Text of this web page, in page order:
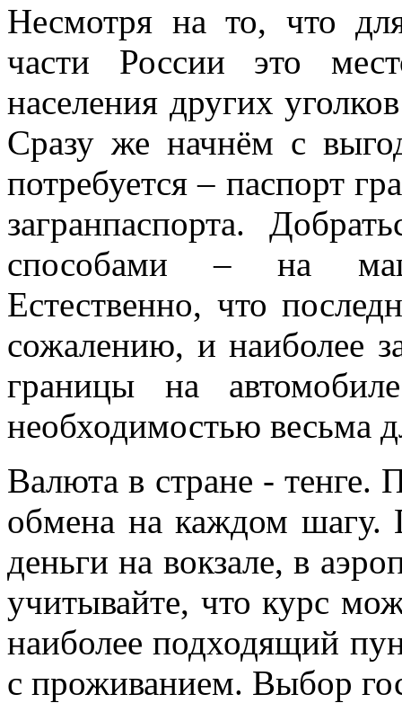
Несмотря на то, что
части России это
населения других
Сразу же начнём с
потребуется – паспорт
загранпаспорта.
способами – на
Естественно, что
сожалению, и наиболее
границы на
необходимостью весьма
Валюта в стране - тенге.
обмена на каждом шагу.
деньги на вокзале, в
учитывайте, что курс
наиболее подходящий
с проживанием. Выбор